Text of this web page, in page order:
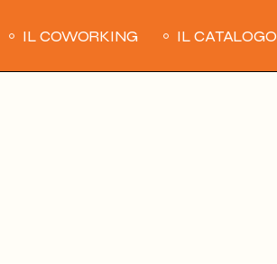
IL COWORKING IL CATALOGO